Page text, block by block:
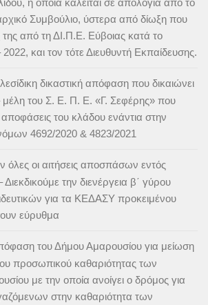
η οποία καλείται σε απολογία από το
Συμβούλιο, ύστερα από δίωξη που
από τη ΔΙ.Π.Ε. Εύβοιας κατά το
και τον τότε Διευθυντή Εκπαίδευσης.
δικαστική απόφαση που δικαιώνει
του Σ. Ε. Π. Ε. «Γ. Σεφέρης» που
του κλάδου ενάντια στην
4692/2020 & 4823/2021
όλες οι αιτήσεις αποσπάσων εντός
την διενέργεια β΄ γύρου
για τα ΚΕΔΑΣΥ προκειμένου
εύρυθμα
του Δήμου Αμαρουσίου για μείωση
προσωπικού καθαριότητας των
με την οποία ανοίγει ο δρόμος για
στην καθαριότητα των